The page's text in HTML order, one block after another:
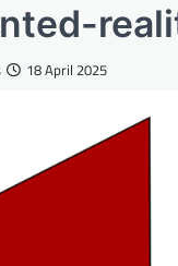
18 April 2025